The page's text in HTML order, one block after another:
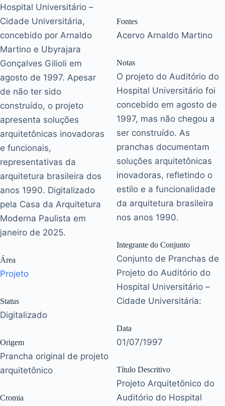
Hospital Universitário –
Cidade Universitária,
concebido por Arnaldo
Martino e Ubyrajara
Gonçalves Gilioli em
agosto de 1997. Apesar
de não ter sido
construído, o projeto
apresenta soluções
arquitetônicas inovadoras
e funcionais,
representativas da
arquitetura brasileira dos
anos 1990. Digitalizado
pela Casa da Arquitetura
Moderna Paulista em
janeiro de 2025.
Área
Projeto
Status
Digitalizado
Origem
Prancha original de projeto
arquitetônico
Cromia
Fontes
Acervo Arnaldo Martino
Notas
O projeto do Auditório do
Hospital Universitário foi
concebido em agosto de
1997, mas não chegou a
ser construído. As
pranchas documentam
soluções arquitetônicas
inovadoras, refletindo o
estilo e a funcionalidade
da arquitetura brasileira
nos anos 1990.
Integrante do Conjunto
Conjunto de Pranchas de
Projeto do Auditório do
Hospital Universitário –
Cidade Universitária:
Data
01/07/1997
Título Descritivo
Projeto Arquitetônico do
Auditório do Hospital